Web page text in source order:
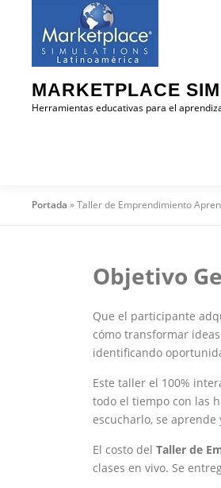
contenido
MARKETPLACE
Herramientas educativas para el
Portada »Taller de Emprendimiento
Objetivo
Que el participante
cómo transformar
identificando
Este taller el 100%
todo el tiempo con las
escucharlo, se
El costo del Taller de
clases en vivo. Se